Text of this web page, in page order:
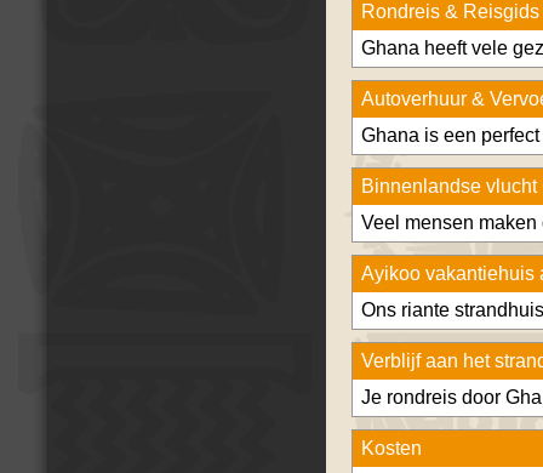
Rondreis & Reisgids
Ghana heeft vele
Autoverhuur &
Ghana is een
Binnenlandse vlucht
Veel mensen
Ayikoo vakantiehuis
Ons riante
Verblijf aan het
Je rondreis door
Kosten